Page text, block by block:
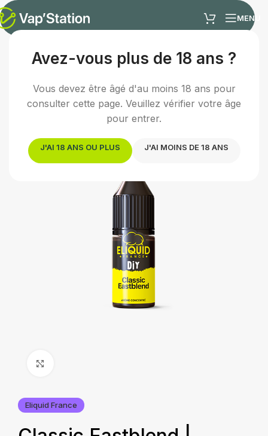
Avez-vous plus de 18 ans ?
Vous devez être âgé d'au moins 18 ans pour
consulter cette page. Veuillez vérifier votre âge
pour entrer.
J'AI 18 ANS OU PLUS J'AI MOINS DE 18 ANS
MENU
Accueil /E-liquides/Arômes concentrés DIY
Eliquid France